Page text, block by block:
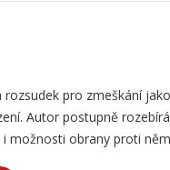
pro zmeškání
Autor postupně
možnosti obrany proti